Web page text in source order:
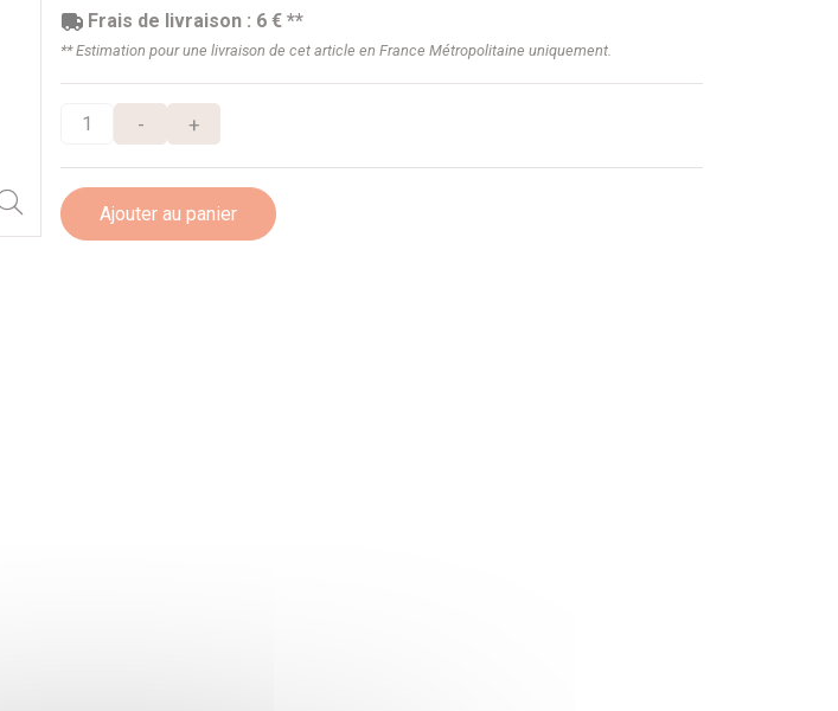
Frais de livraison : 6 € **
** Estimation pour une livraison de cet article en France Métropolitaine uniquement.
- +
Ajouter au panier